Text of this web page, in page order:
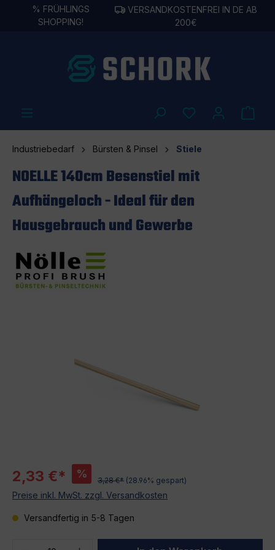
springen
% FRÜHLINGS
SHOPPING!
VERSANDKOSTENFREI IN DE AB
200€
Industriebedarf Bürsten & Pinsel Stiele
NOELLE 140cm Besenstiel mit
Aufhängeloch - Ideal für den
Hausgebrauch und Gewerbe
2,33 €* %
3,28 €* (28.96% gespart)
Preise inkl. MwSt. zzgl. Versandkosten
Versandfertig in 5-8 Tagen